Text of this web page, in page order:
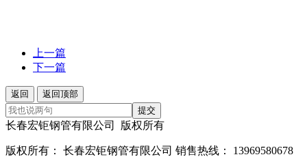
上一篇
下一篇
返回
返回顶部
提交
长春宏钜钢管有限公司 版权所有
版权所有： 长春宏钜钢管有限公司 销售热线： 13969580678